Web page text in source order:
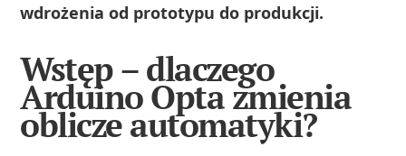
wdrożenia od prototypu do produkcji.
Wstęp – dlaczego
Arduino Opta zmienia
oblicze automatyki?